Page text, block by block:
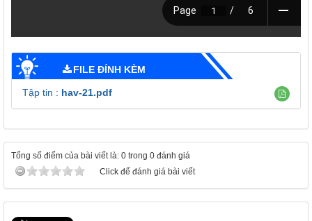
FILE ĐÍNH KÈM
Tập tin : hav-21.pdf
Tổng số điểm của bài viết là: 0 trong 0 đánh giá
Click để đánh giá bài viết